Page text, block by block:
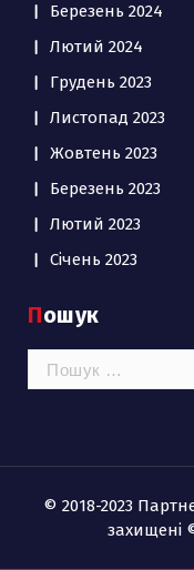
Березень 2024
Лютий 2024
Грудень 2023
Листопад 2023
Жовтень 2023
Березень 2023
Лютий 2023
Січень 2023
Пошук
Пошук:
© 2018-2023
захищені